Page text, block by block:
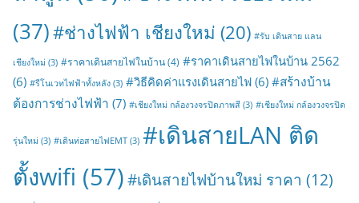
(37)#ช่างไฟฟ้า เชียงใหม่ (20) #รับ เดินสาย แลน
เชียงใหม่ (3) #ราคาเดินสายไฟในบ้าน(4) #ราคาเดินสายไฟในบ้าน 2562
(6) #รีโนเวทไฟฟ้าทั้งหลัง (3) #วิธีคิดค่าแรงเดินสายไฟ (6) #สร้างบ้าน
ต้องการช่างไฟฟ้า (7) #เชียงใหม่ กล้องวงจรปิดภาพสี (3) #เชียงใหม่ กล้องวงจรปิด
รุ่นใหม่ (3) #เดินท่อสายไฟEMT (3) #เดินสายLAN ติด
ตั้งwifi (57)#เดินสายไฟบ้านใหม่ ราคา (12)